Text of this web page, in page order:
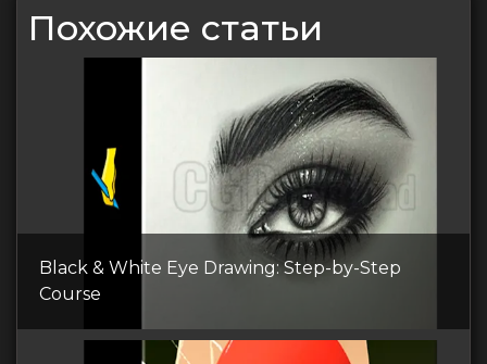
Похожие статьи
Black & White Eye Drawing: Step-by-Step
Course